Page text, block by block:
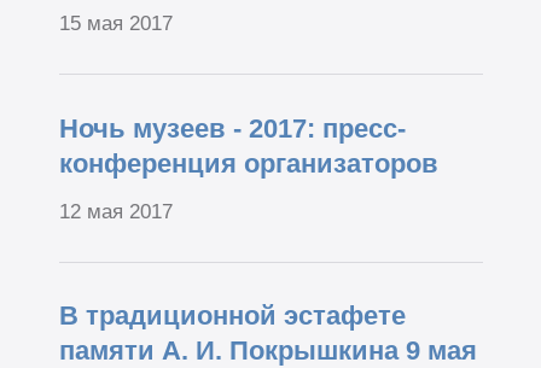
15 мая 2017
Ночь музеев - 2017: пресс-
конференция организаторов
12 мая 2017
В традиционной эстафете
памяти А. И. Покрышкина 9 мая